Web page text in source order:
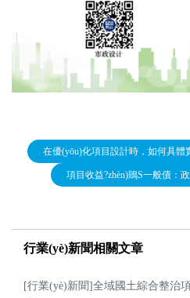
在優(yōu)化項目設計時，如何具體實
項目收益?zhèn)鵙S一般債：
行業(yè)新聞相關文章
[行業(yè)新聞]全域國土綜合整治